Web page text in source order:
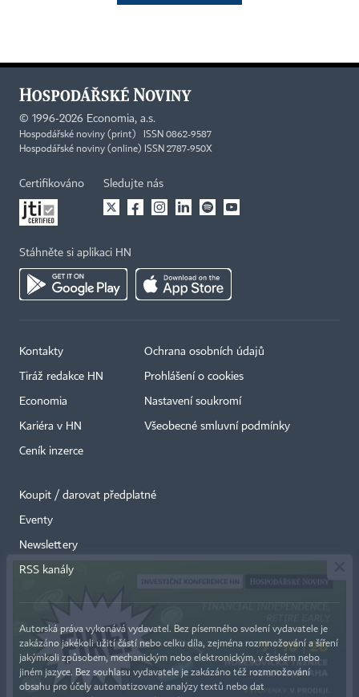
© 1996-2026 Economia, a.s.
Hospodářské noviny (print) ISSN 0862-9587
Hospodářské noviny (online) ISSN 2787-950X
Certifikováno Sledujte nás
Stáhněte si aplikaci HN
Kontakty
Tiráž redakce HN
Economia
Kariéra v HN
Ceník inzerce
Ochrana osobních údajů
Prohlášení o cookies
Nastavení soukromí
Všeobecné smluvní podmínky
Koupit / darovat předplatné
Eventy
Newslettery
RSS kanály
Autorská práva vykonává vydavatel. Bez písemného svolení vydavatele je
zakázáno jakékoli užití částí nebo celku díla, zejména rozmnožování a šíření
jakýmkoli způsobem, mechanickým nebo elektronickým, v českém nebo
jiném jazyce. Bez souhlasu vydavatele je zakázáno též rozmnožování
obsahu pro účely automatizované analýzy textů nebo dat